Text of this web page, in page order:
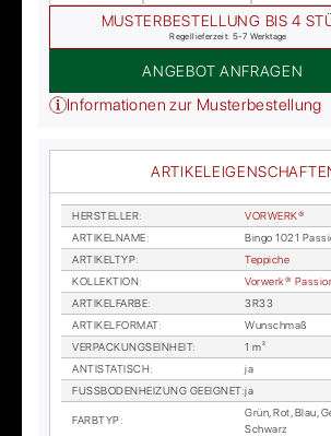
MUSTERBESTELLUNG BIS 4
Regellieferzeit: 5-7 Werktage
ANGEBOT ANFRAGEN
Informationen zur Musterbestellung
HER­STEL­LER:
VOR­WER­K®
AR­TI­KEL­NA­ME:
Bin­go 1021
AR­TI­KEL­TYP:
Tep­pi­che
KOL­LEK­TI­ON:
Vor­wer­k®
AR­TI­KEL­FAR­BE:
3R33
AR­TI­KEL­FOR­MAT:
Wunsch­maß
VER­PA­CKUNGS­EIN­HEIT:
1 m²
AN­TI­STA­TISCH:
ja
FUSS­BO­DEN­HEI­ZUNG GE­EIG­NET:ja
FARB­TYP:
Grün, Rot, Blau,
Schwarz